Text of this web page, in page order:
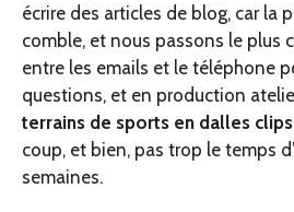
écrire des articles de blog, car la
comble, et nous passons le plus
entre les emails et le téléphone
questions, et en production
terrains de sports en dalles
coup, et bien, pas trop le temps
semaines.